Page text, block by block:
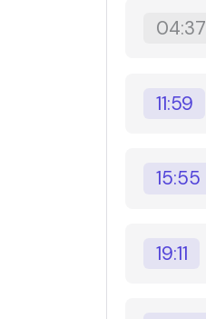
04:37
11:59
15:55
19:11